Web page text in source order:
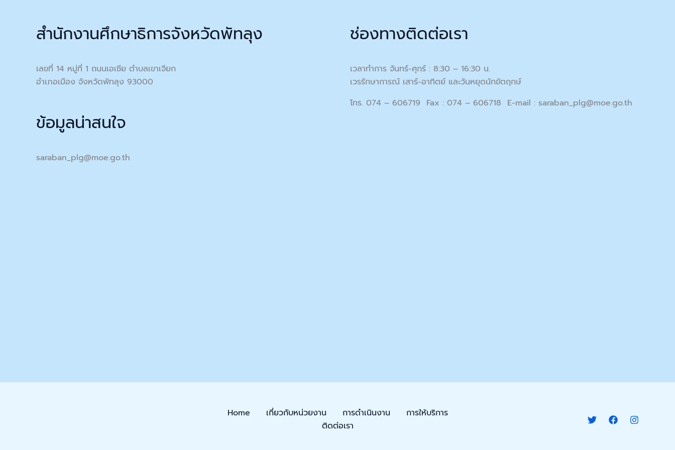
สำนักงานศึกษาธิการจังหวัดพัทลุง
เลขที่ 14 หมู่ที่ 1 ถนนเอเชีย ตำบลเขาเจียก
อำเภอเมือง จังหวัดพัทลุง 93000
ข้อมูลน่าสนใจ
saraban_plg@moe.go.th
ช่องทางติดต่อเรา
เวลาทำการ จันทร์-ศุกร์ : 8:30 – 16:30 น.
เวรรักษาการณ์ เสาร์-อาทิตย์ และวันหยุดนักขัตฤกษ์
โทร. 074 – 606719 Fax : 074 – 606718 E-mail : saraban_plg@moe.go.th
Home เกี่ยวกับหน่วยงาน การดำเนินงาน
การให้บริการ
ติดต่อเรา